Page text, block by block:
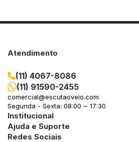
Atendimento
(11) 4067-8086
(11) 91590-2455
comercial@escutaoveio.com
Segunda - Sexta: 08:00 ~ 17:30
Institucional
Ajuda e Suporte
Redes Sociais